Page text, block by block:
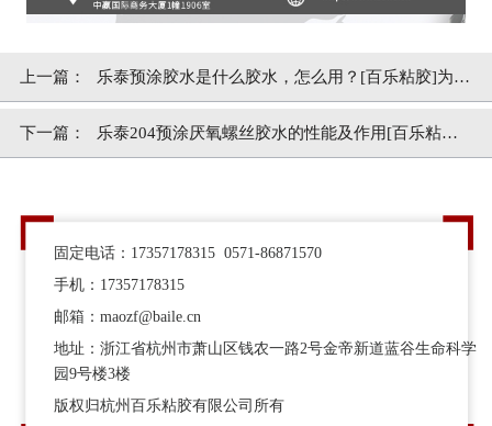
上一篇： 乐泰预涂胶水是什么胶水，怎么用？[百乐粘胶]为你
解惑
下一篇： 乐泰204预涂厌氧螺丝胶水的性能及作用[百乐粘胶]
固定电话：17357178315 0571-86871570
手机：17357178315
邮箱：maozf@baile.cn
地址：浙江省杭州市萧山区钱农一路2号金帝新道蓝谷生命科学
园9号楼3楼
版权归杭州百乐粘胶有限公司所有